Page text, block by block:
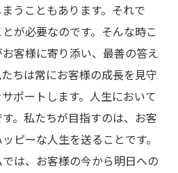
うこともあります。それで
が必要なのです。そんな時こ
客様に寄り添い、最善の答え
ちは常にお客様の成長を見守
ポートします。人生において
。私たちが目指すのは、お客
ピーな人生を送ることです。
は、お客様の今から明日への